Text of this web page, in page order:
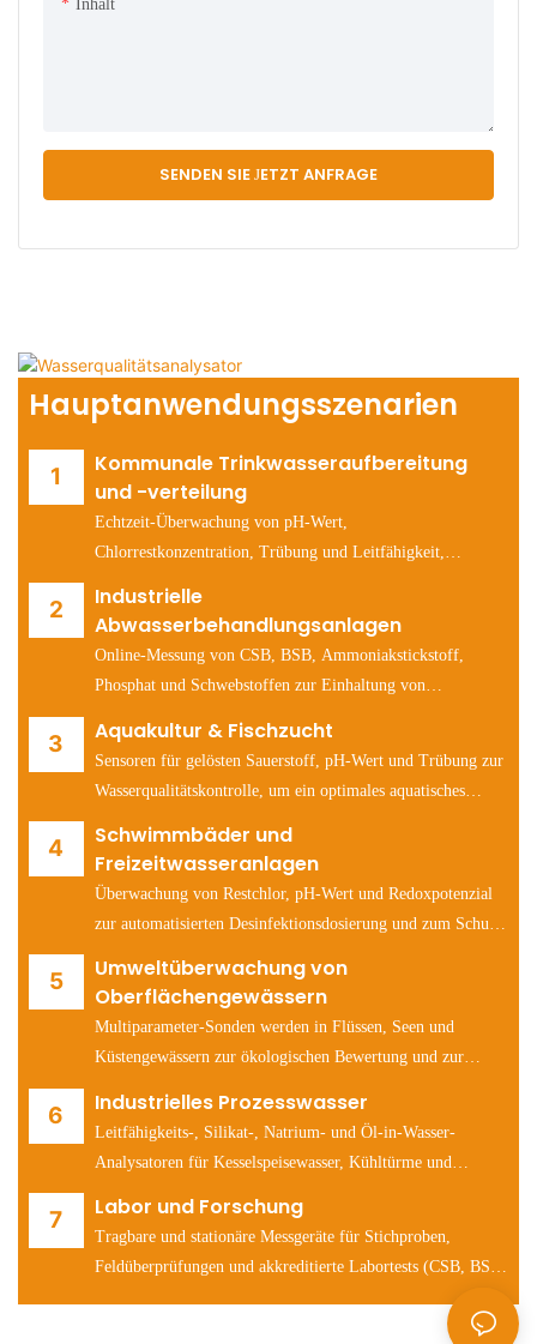
SENDEN SIE JETZT ANFRAGE
Hauptanwendungsszenarien
Kommunale Trinkwasseraufbereitung
und -verteilung
Echtzeit-Überwachung von pH-Wert,
Chlorrestkonzentration, Trübung und Leitfähigkeit,
Industrielle
Abwasserbehandlungsanlagen
Online-Messung von CSB, BSB, Ammoniakstickstoff,
Phosphat und Schwebstoffen zur Einhaltung von
Aquakultur & Fischzucht
Sensoren für gelösten Sauerstoff, pH-Wert und Trübung zur
Wasserqualitätskontrolle, um ein optimales aquatisches
Schwimmbäder und
Freizeitwasseranlagen
Überwachung von Restchlor, pH-Wert und Redoxpotenzial
zur automatisierten Desinfektionsdosierung und zum Schutz
Umweltüberwachung von
Oberflächengewässern
Multiparameter-Sonden werden in Flüssen, Seen und
Küstengewässern zur ökologischen Bewertung und zur
Industrielles Prozesswasser
Leitfähigkeits-, Silikat-, Natrium- und Öl-in-Wasser-
Analysatoren für Kesselspeisewasser, Kühltürme und
Labor und Forschung
Tragbare und stationäre Messgeräte für Stichproben,
Feldüberprüfungen und akkreditierte Labortests (CSB, BSB,